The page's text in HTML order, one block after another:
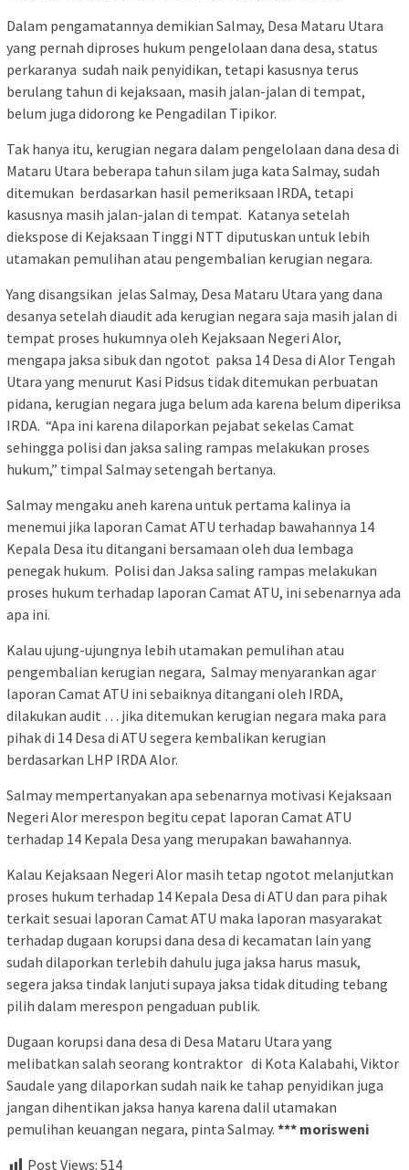
Dalam pengamatannya demikian Salmay, Desa Mataru Utara
yang pernah diproses hukum pengelolaan dana desa, status
perkaranya sudah naik penyidikan, tetapi kasusnya terus
berulang tahun di kejaksaan, masih jalan-jalan di tempat,
belum juga didorong ke Pengadilan Tipikor.
Tak hanya itu, kerugian negara dalam pengelolaan dana desa di
Mataru Utara beberapa tahun silam juga kata Salmay, sudah
ditemukan berdasarkan hasil pemeriksaan IRDA, tetapi
kasusnya masih jalan-jalan di tempat. Katanya setelah
diekspose di Kejaksaan Tinggi NTT diputuskan untuk lebih
utamakan pemulihan atau pengembalian kerugian negara.
Yang disangsikan jelas Salmay, Desa Mataru Utara yang dana
desanya setelah diaudit ada kerugian negara saja masih jalan di
tempat proses hukumnya oleh Kejaksaan Negeri Alor,
mengapa jaksa sibuk dan ngotot paksa 14 Desa di Alor Tengah
Utara yang menurut Kasi Pidsus tidak ditemukan perbuatan
pidana, kerugian negara juga belum ada karena belum diperiksa
IRDA. “Apa ini karena dilaporkan pejabat sekelas Camat
sehingga polisi dan jaksa saling rampas melakukan proses
hukum,” timpal Salmay setengah bertanya.
Salmay mengaku aneh karena untuk pertama kalinya ia
menemui jika laporan Camat ATU terhadap bawahannya 14
Kepala Desa itu ditangani bersamaan oleh dua lembaga
penegak hukum. Polisi dan Jaksa saling rampas melakukan
proses hukum terhadap laporan Camat ATU, ini sebenarnya ada
apa ini.
Kalau ujung-ujungnya lebih utamakan pemulihan atau
pengembalian kerugian negara, Salmay menyarankan agar
laporan Camat ATU ini sebaiknya ditangani oleh IRDA,
dilakukan audit … jika ditemukan kerugian negara maka para
pihak di 14 Desa di ATU segera kembalikan kerugian
berdasarkan LHP IRDA Alor.
Salmay mempertanyakan apa sebenarnya motivasi Kejaksaan
Negeri Alor merespon begitu cepat laporan Camat ATU
terhadap 14 Kepala Desa yang merupakan bawahannya.
Kalau Kejaksaan Negeri Alor masih tetap ngotot melanjutkan
proses hukum terhadap 14 Kepala Desa di ATU dan para pihak
terkait sesuai laporan Camat ATU maka laporan masyarakat
terhadap dugaan korupsi dana desa di kecamatan lain yang
sudah dilaporkan terlebih dahulu juga jaksa harus masuk,
segera jaksa tindak lanjuti supaya jaksa tidak dituding tebang
pilih dalam merespon pengaduan publik.
Dugaan korupsi dana desa di Desa Mataru Utara yang
melibatkan salah seorang kontraktor di Kota Kalabahi, Viktor
Saudale yang dilaporkan sudah naik ke tahap penyidikan juga
jangan dihentikan jaksa hanya karena dalil utamakan
pemulihan keuangan negara, pinta Salmay. *** morisweni
Post Views: 514